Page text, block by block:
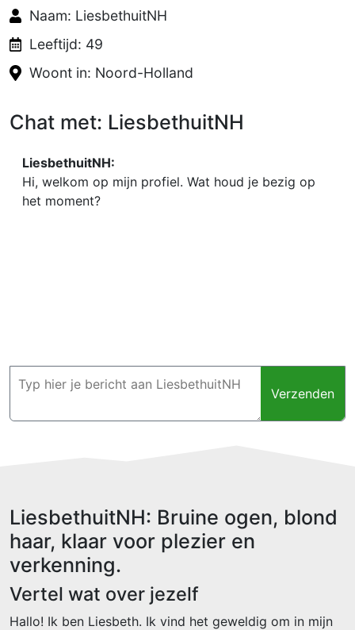
Naam: LiesbethuitNH
Leeftijd: 49
Woont in: Noord-Holland
Chat met: LiesbethuitNH
LiesbethuitNH:
Hi, welkom op mijn profiel. Wat houd je bezig op
het moment?
Verzenden
LiesbethuitNH: Bruine ogen, blond
haar, klaar voor plezier en
verkenning.
Vertel wat over jezelf
Hallo! Ik ben Liesbeth. Ik vind het geweldig om in mijn